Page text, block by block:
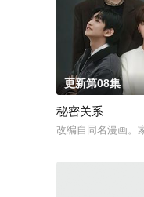
更新第08集
秘密关系
改编自同名漫画。